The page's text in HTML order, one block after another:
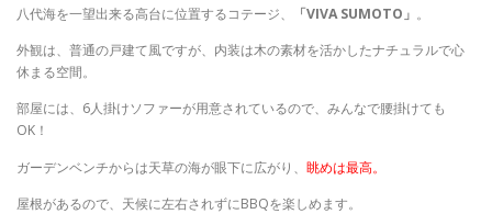
八代海を一望出来る高台に位置するコテージ、 「VIVA SUMOTO」 。
外観は、普通の戸建て風ですが、 内装は木の素材を活かしたナチュラルで心
休まる空間。
部屋には、6人掛けソファーが用意されているので、みんなで腰掛けても
OK！
ガーデンベンチからは天草の海が眼下に広がり、 眺めは最高。
屋根があるので、天候に左右されずにBBQを楽しめます。